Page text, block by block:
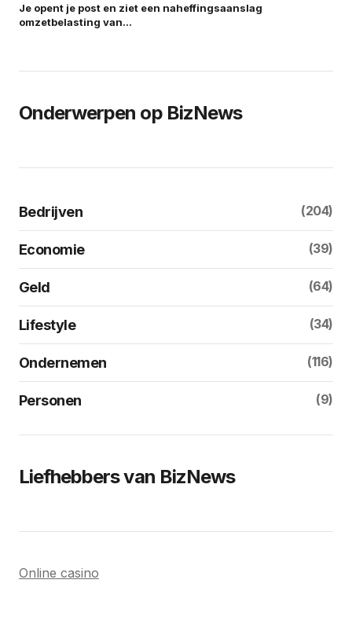
Je opent je post en ziet een naheffingsaanslag
omzetbelasting van…
Onderwerpen op BizNews
Bedrijven (204)
Economie (39)
Geld (64)
Lifestyle (34)
Ondernemen (116)
Personen (9)
Liefhebbers van BizNews
Online casino